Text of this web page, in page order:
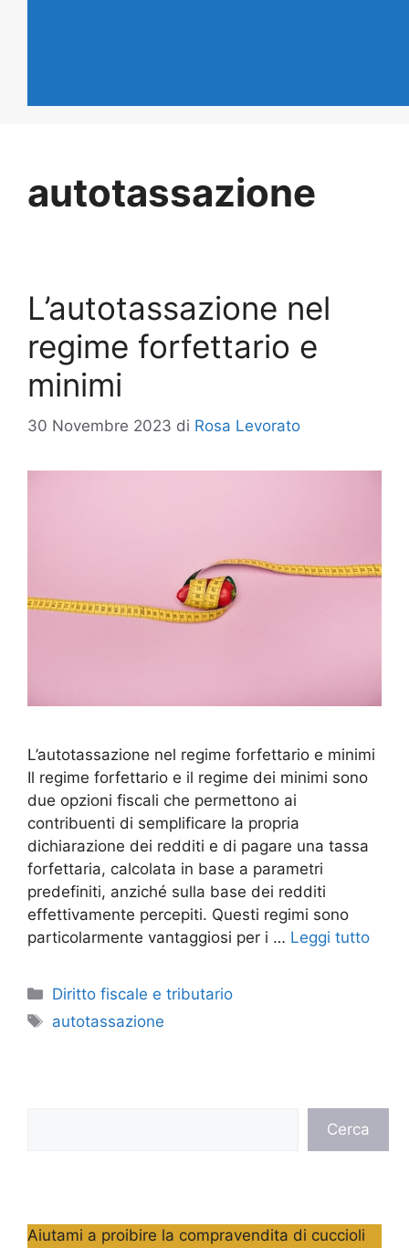
autotassazione
L’autotassazione nel
regime forfettario e
minimi
30 Novembre 2023 di Rosa Levorato
L’autotassazione nel regime forfettario e minimi
Il regime forfettario e il regime dei minimi sono
due opzioni fiscali che permettono ai
contribuenti di semplificare la propria
dichiarazione dei redditi e di pagare una tassa
forfettaria, calcolata in base a parametri
predefiniti, anziché sulla base dei redditi
effettivamente percepiti. Questi regimi sono
particolarmente vantaggiosi per i … Leggi tutto
Categorie
Diritto fiscale e tributario
Tag
autotassazione
Cerca
Aiutami a proibire la compravendita di cuccioli